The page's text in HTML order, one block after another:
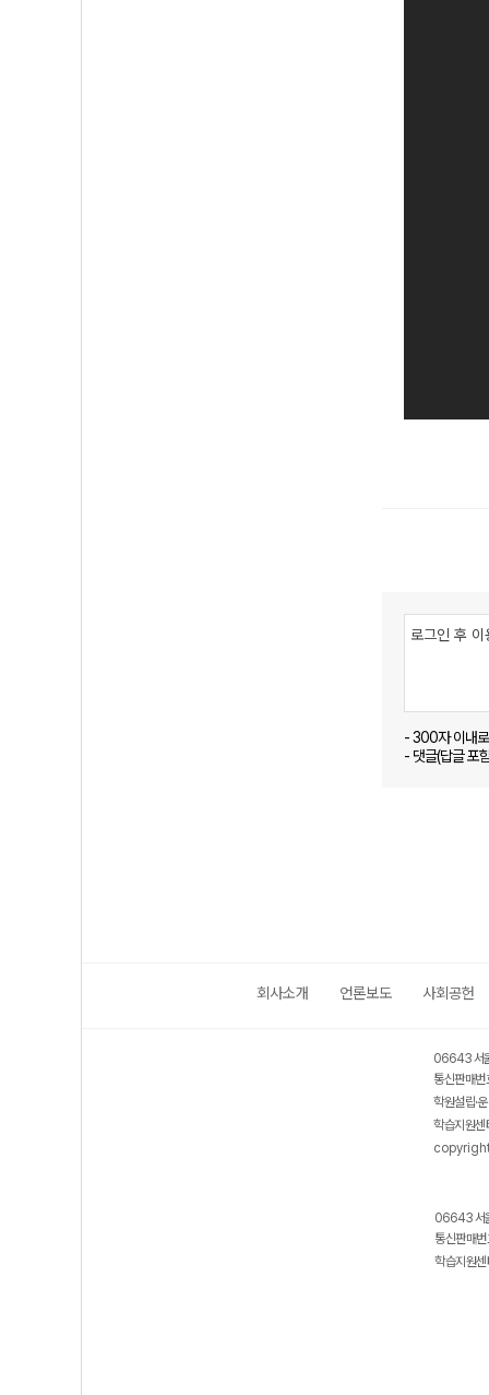
- 300자 이내
- 댓글(답글 포
회사소개 언론보도 사회공헌
06643 서
통신판매
학원설립·
학습지원
06643 서
통신판매
학습지원